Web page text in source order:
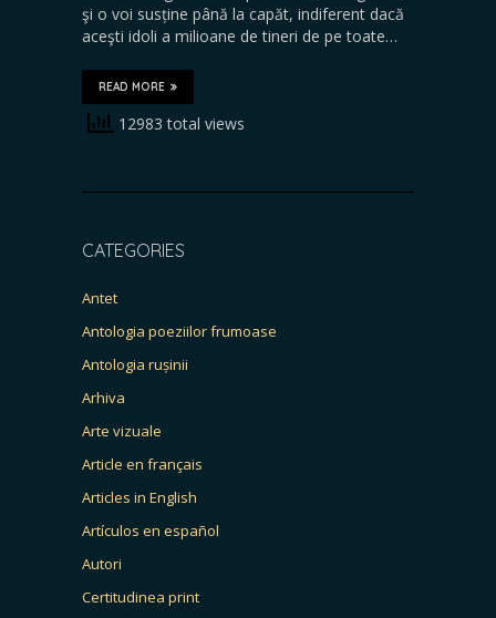
şi o voi susține până la capăt, indiferent dacă
aceşti idoli a milioane de tineri de pe toate…
READ MORE
12983 total views
CATEGORIES
Antet
Antologia poeziilor frumoase
Antologia rușinii
Arhiva
Arte vizuale
Article en français
Articles in English
Artículos en español
Autori
Certitudinea print